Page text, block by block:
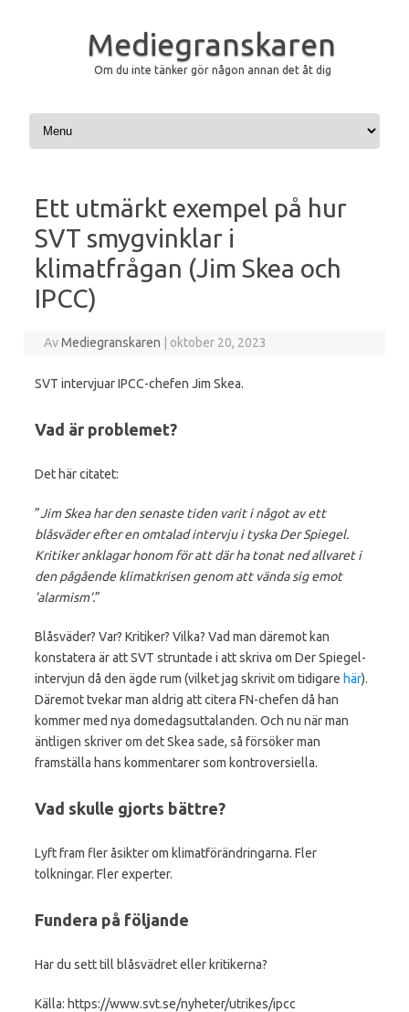
Mediegranskaren
Om du inte tänker gör någon annan det åt dig
Hoppa till innehåll
Ett utmärkt exempel på hur
SVT smygvinklar i
klimatfrågan (Jim Skea och
IPCC)
AvMediegranskaren oktober 20, 2023
SVT intervjuar IPCC-chefen Jim Skea.
Vad är problemet?
Det här citatet:
”Jim Skea har den senaste tiden varit i något av ett
blåsväder efter en omtalad intervju i tyska Der Spiegel.
Kritiker anklagar honom för att där ha tonat ned allvaret i
den pågående klimatkrisen genom att vända sig emot
’alarmism’.”
Blåsväder? Var? Kritiker? Vilka? Vad man däremot kan
konstatera är att SVT struntade i att skriva om Der Spiegel-
intervjun då den ägde rum (vilket jag skrivit om tidigare här).
Däremot tvekar man aldrig att citera FN-chefen då han
kommer med nya domedagsuttalanden. Och nu när man
äntligen skriver om det Skea sade, så försöker man
framställa hans kommentarer som kontroversiella.
Vad skulle gjorts bättre?
Lyft fram fler åsikter om klimatförändringarna. Fler
tolkningar. Fler experter.
Fundera på följande
Har du sett till blåsvädret eller kritikerna?
Källa: https://www.svt.se/nyheter/utrikes/ipcc